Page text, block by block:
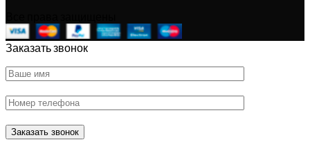
Заказать звонок